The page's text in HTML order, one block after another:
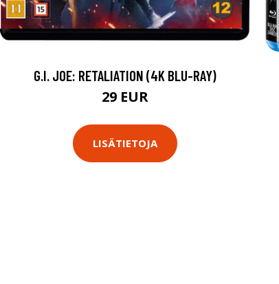
G.I. JOE: RETALIATION (4K BLU-RAY)
29 EUR
LISÄTIETOJA